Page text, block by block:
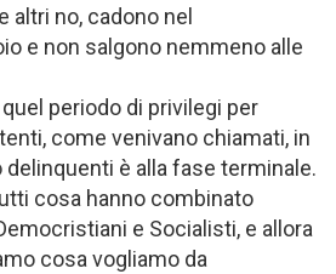
altri no, cadono nel
e non salgono nemmeno alle
periodo di privilegi per
come venivano chiamati, in
delinquenti è alla fase terminale.
cosa hanno combinato
e Socialisti, e allora
cosa vogliamo da